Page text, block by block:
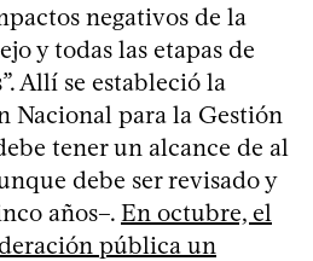
negativos de la
y todas las etapas de
Allí se estableció la
Nacional para la Gestión
tener un alcance de al
debe ser revisado y
años–. En octubre, el
pública un